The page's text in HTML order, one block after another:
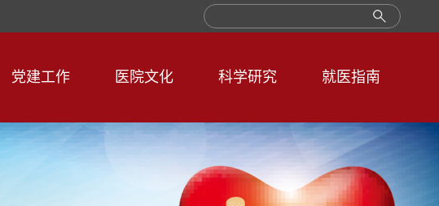
党建工作 医院文化 科学研究 就医指南